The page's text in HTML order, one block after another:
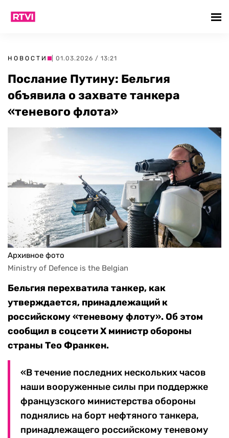
НОВОСТИ | 01.03.2026 / 13:21
Послание Путину: Бельгия
объявила о захвате танкера
«теневого флота»
Архивное фото
Ministry of Defence is the Belgian
Бельгия перехватила танкер, как
утверждается, принадлежащий к
российскому «теневому флоту». Об этом
сообщил в соцсети X министр обороны
страны Тео Франкен.
«В течение последних нескольких часов
наши вооруженные силы при поддержке
французского министерства обороны
поднялись на борт нефтяного танкера,
принадлежащего российскому теневому